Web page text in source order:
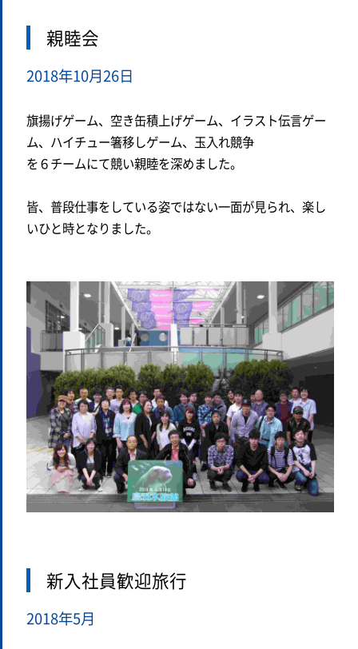
親睦会
2018年10月26日
旗揚げゲーム、空き缶積上げゲーム、イラスト伝言ゲー
ム、ハイチュー箸移しゲーム、玉入れ競争
を６チームにて競い親睦を深めました。
皆、普段仕事をしている姿ではない一面が見られ、楽し
いひと時となりました。
新入社員歓迎旅行
2018年5月